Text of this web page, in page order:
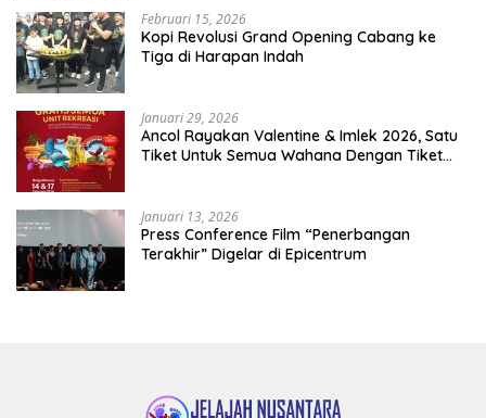
Februari 15, 2026
Kopi Revolusi Grand Opening Cabang ke
Tiga di Harapan Indah
Januari 29, 2026
Ancol Rayakan Valentine & Imlek 2026, Satu
Tiket Untuk Semua Wahana Dengan Tiket
Januari 13, 2026
Press Conference Film “Penerbangan
Terakhir” Digelar di Epicentrum